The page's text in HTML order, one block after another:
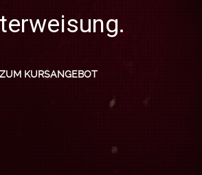
KURSANGEBOT